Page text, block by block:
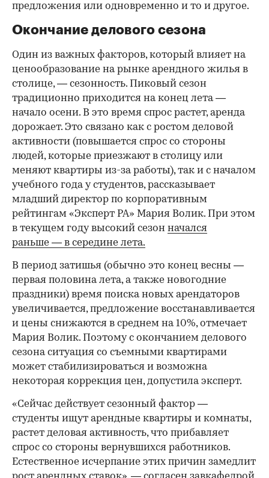
предложения или одновременно и то и другое.
Окончание делового сезона
Один из важных факторов, который влияет на
ценообразование на рынке арендного жилья в
столице, — сезонность. Пиковый сезон
традиционно приходится на конец лета —
начало осени. В это время спрос растет, аренда
дорожает. Это связано как с ростом деловой
активности (повышается спрос со стороны
людей, которые приезжают в столицу или
меняют квартиры из-за работы), так и с началом
учебного года у студентов, рассказывает
младший директор по корпоративным
рейтингам «Эксперт РА» Мария Волик. При этом
в текущем году высокий сезон начался
раньше — в середине лета.
В период затишья (обычно это конец весны —
первая половина лета, а также новогодние
праздники) время поиска новых арендаторов
увеличивается, предложение восстанавливается
и цены снижаются в среднем на 10%, отмечает
Мария Волик. Поэтому с окончанием делового
сезона ситуация со съемными квартирами
может стабилизироваться и возможна
некоторая коррекция цен, допустила эксперт.
«Сейчас действует сезонный фактор —
студенты ищут арендные квартиры и комнаты,
растет деловая активность, что прибавляет
спрос со стороны вернувшихся работников.
Естественное исчерпание этих причин замедлит